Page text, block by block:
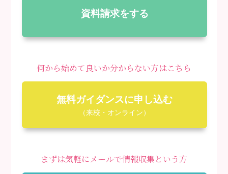
資料請求をする
何から始めて良いか分からない方はこちら
無料ガイダンスに申し込む
（来校・オンライン）
まずは気軽にメールで情報収集という方